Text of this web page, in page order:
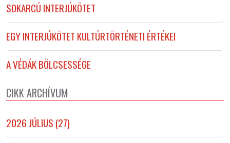
SOKARCÚ INTERJÚKÖTET
EGY INTERJÚKÖTET KULTÚRTÖRTÉNETI ÉRTÉKEI
A VÉDÁK BÖLCSESSÉGE
CIKK ARCHÍVUM
2026 JÚLIUS (27)